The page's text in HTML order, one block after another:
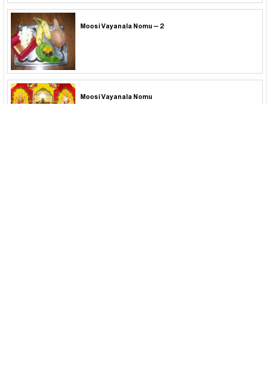
Moosi Vayanala Nomu – 2
Moosi Vayanala Nomu